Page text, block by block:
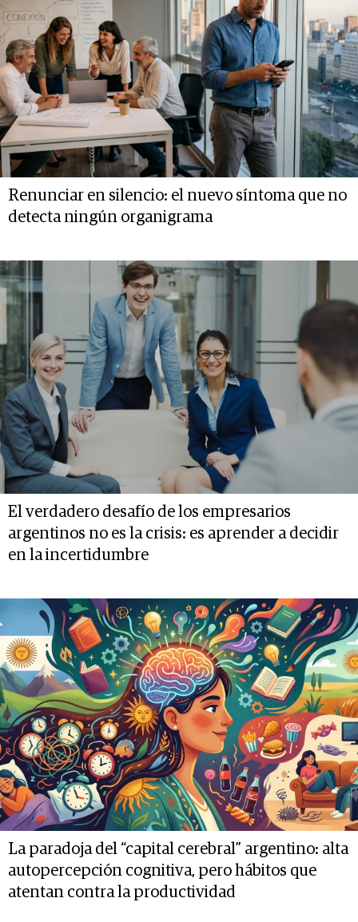
Renunciar en silencio: el nuevo síntoma que no
detecta ningún organigrama
El verdadero desafío de los empresarios
argentinos no es la crisis: es aprender a decidir
en la incertidumbre
La paradoja del “capital cerebral” argentino: alta
autopercepción cognitiva, pero hábitos que
atentan contra la productividad